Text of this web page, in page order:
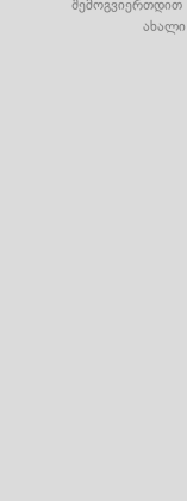
შემოგვიერთდით
ახალი